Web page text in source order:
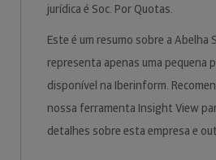
jurídica é Soc. Por Quotas.
Este é um resumo sobre a Abelha
representa apenas uma pequena
disponível na Iberinform.
nossa ferramenta Insight View
detalhes sobre esta empresa e